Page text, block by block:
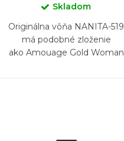
Skladom
Originálna vôňa NANITA-519
má podobné zloženie
ako Amouage Gold Woman